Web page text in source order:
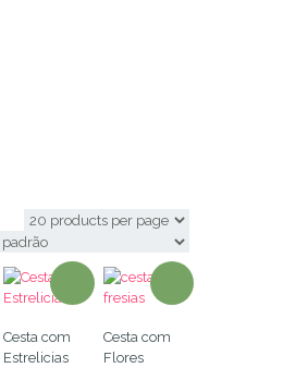
Cesta com
Estrelicias
Cesta com
Flores